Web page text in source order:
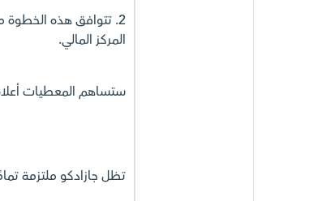
2. تتوافق هذه الخطوة
المركز المالي.
ستساهم المعطيات أعلاه
تظل جازادكو ملتزمة